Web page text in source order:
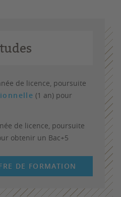
de licence, poursuite
(1 an) pour
de licence, poursuite
obtenir un Bac+5
DE FORMATION